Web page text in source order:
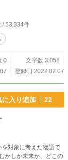
/ 53,334件
0
文字数 3,058
登録日 2022.02.07
に入り追加 22
を対象に考えた物語で